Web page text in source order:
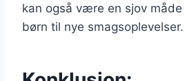
kan også være en sjov
børn til nye smagsoplevelser.